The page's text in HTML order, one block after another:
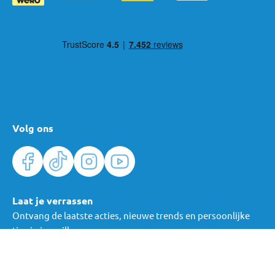
Volg ons
Laat je verrassen
Ontvang de laatste acties, nieuwe trends en persoonlijke
tips in je mailbox.